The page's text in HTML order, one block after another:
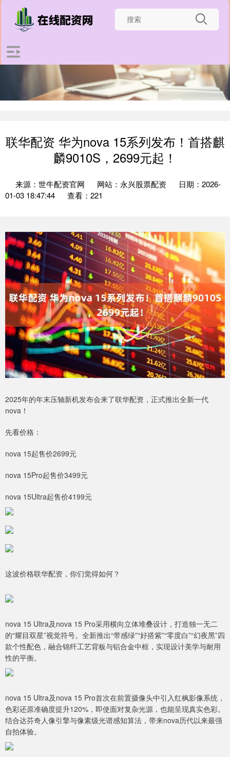
联华配资 华为nova 15系列发布！首搭麒
麟9010S，2699元起！
来源：世牛配资官网 网站：永兴股票配资
日期：2026-
01-03 18:47:44
查看：221
2025年的年末压轴新机发布会来了联华配资，正式推出全新一代
nova！
先看价格：
nova 15起售价2699元
nova 15Pro起售价3499元
nova 15Ultra起售价4199元
这波价格联华配资，你们觉得如何？
nova 15 Ultra及nova 15 Pro采用横向立体堆叠设计，打造独一无二
的“耀目双星”视觉符号。全新推出“带感绿”“好搭紫”“零度白”“幻夜黑”四
款个性配色，融合锦纤工艺背板与铝合金中框，实现设计美学与耐用
性的平衡。
nova 15 Ultra及nova 15 Pro首次在前置摄像头中引入红枫影像系统，
色彩还原准确度提升120%，即使面对复杂光源，也能呈现真实色彩。
结合达芬奇人像引擎与像素级光谱感知算法，带来nova历代以来最强
自拍体验。